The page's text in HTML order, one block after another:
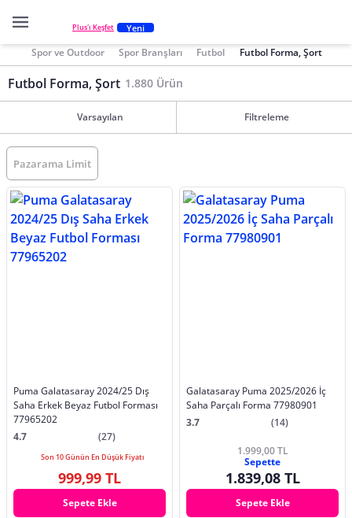
Plus'ı Keşfet Yeni
Spor ve Outdoor Spor Branşları Futbol Futbol Forma, Şort
Futbol Forma, Şort 1.880 Ürün
Varsayılan Filtreleme
Pazarama Limit
Puma Galatasaray 2024/25 Dış
Saha Erkek Beyaz Futbol Forması
77965202
4.7
(27)
Son 10 Günün En Düşük Fiyatı
999,99 TL
Sepete Ekle
Galatasaray Puma 2025/2026 İç
Saha Parçalı Forma 77980901
3.7
(14)
1.999,00 TL
Sepette
1.839,08 TL
Sepete Ekle